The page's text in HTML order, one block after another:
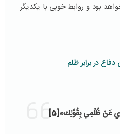
بود و روابط خوبی با یکدیگر
دفاع در برابر ظلم
عَنْ ظُلْمِي بِقُوَّتِك‏»[5]